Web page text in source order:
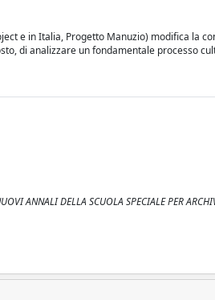
e in Italia, Progetto Manuzio) modifica la
di analizzare un fondamentale processo
DELLA SCUOLA SPECIALE PER